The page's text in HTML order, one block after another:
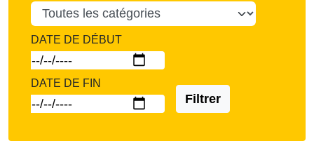
DATE DE DÉBUT
DATE DE FIN
Filtrer